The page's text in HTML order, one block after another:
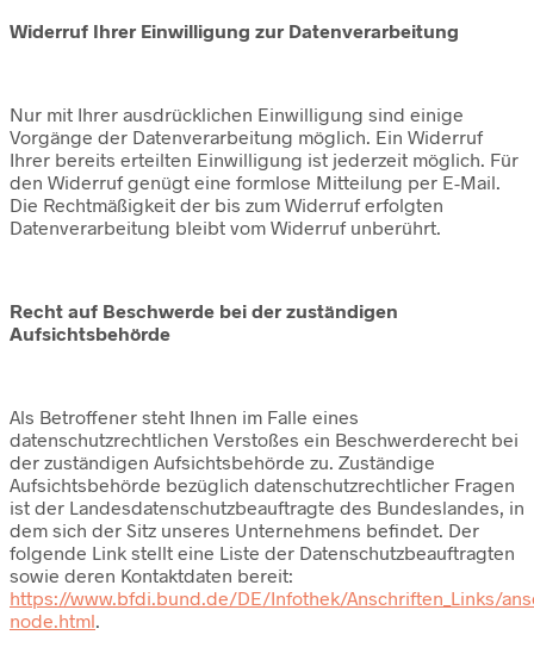
Widerruf Ihrer Einwilligung zur Datenverarbeitung
Nur mit Ihrer ausdrücklichen Einwilligung sind einige
Vorgänge der Datenverarbeitung möglich. Ein Widerruf
Ihrer bereits erteilten Einwilligung ist jederzeit möglich. Für
den Widerruf genügt eine formlose Mitteilung per E-Mail.
Die Rechtmäßigkeit der bis zum Widerruf erfolgten
Datenverarbeitung bleibt vom Widerruf unberührt.
Recht auf Beschwerde bei der zuständigen
Aufsichtsbehörde
Als Betroffener steht Ihnen im Falle eines
datenschutzrechtlichen Verstoßes ein Beschwerderecht bei
der zuständigen Aufsichtsbehörde zu. Zuständige
Aufsichtsbehörde bezüglich datenschutzrechtlicher Fragen
ist der Landesdatenschutzbeauftragte des Bundeslandes, in
dem sich der Sitz unseres Unternehmens befindet. Der
folgende Link stellt eine Liste der Datenschutzbeauftragten
sowie deren Kontaktdaten bereit:
https://www.bfdi.bund.de/DE/Infothek/Anschriften_Links/
node.html.